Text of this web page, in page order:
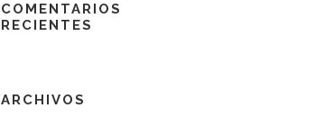
COMENTARIOS
RECIENTES
ARCHIVOS